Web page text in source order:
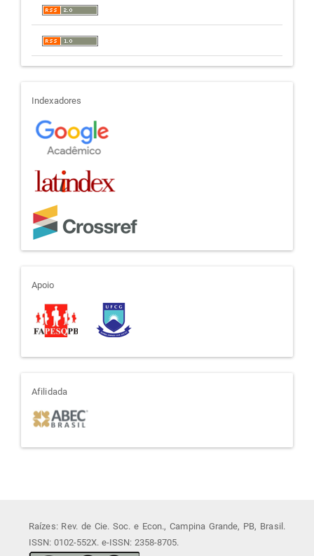
indexadores
Indexadores
apoio
Apoio
afiliada
Afilidada
Raízes: Rev. de Cie. Soc. e Econ., Campina Grande, PB, Brasil.
ISSN: 0102-552X. e-ISSN: 2358-8705.